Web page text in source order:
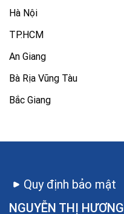
Hà Nội
TP.HCM
An Giang
Bà Rịa Vũng Tàu
Bắc Giang
NGUYỄN THỊ HƯƠNG
Quy định bảo mật